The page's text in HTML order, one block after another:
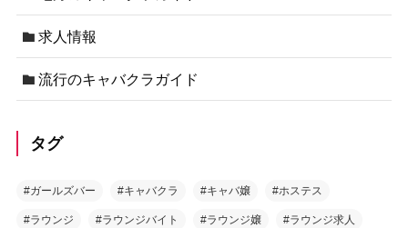
求人情報
流行のキャバクラガイド
タグ
#ガールズバー #キャバクラ #キャバ嬢 #ホステス
#ラウンジ #ラウンジバイト #ラウンジ嬢 #ラウンジ求人